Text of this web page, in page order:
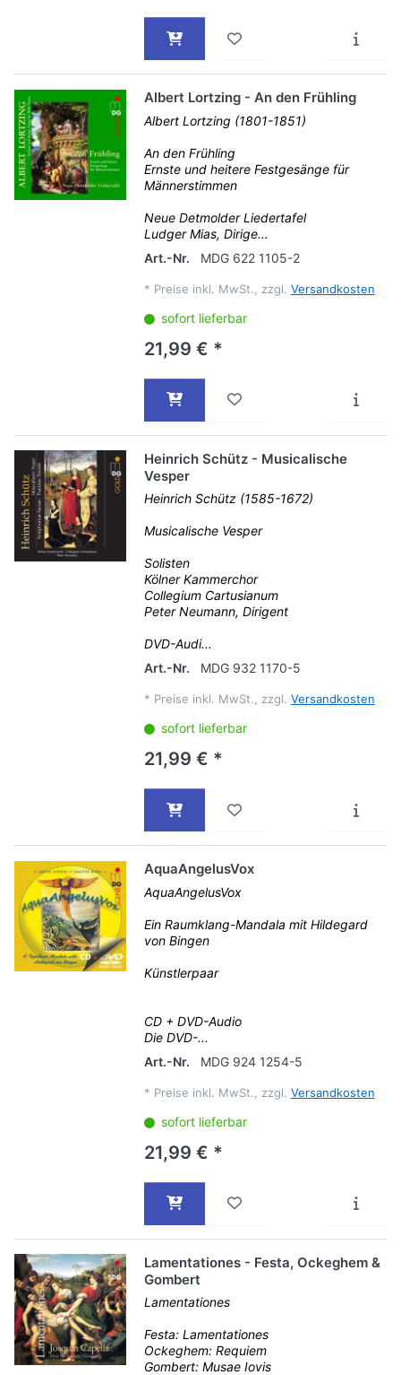
Albert Lortzing - An den Frühling
Albert Lortzing (1801-1851)
An den Frühling
Ernste und heitere Festgesänge für
Männerstimmen
Neue Detmolder Liedertafel
Ludger Mias, Dirige...
Art.-Nr.
MDG 622 1105-2
* Preise inkl. MwSt., zzgl. Versandkosten
sofort lieferbar
21,99 € *
Heinrich Schütz - Musicalische
Vesper
Heinrich Schütz (1585-1672)
Musicalische Vesper
Solisten
Kölner Kammerchor
Collegium Cartusianum
Peter Neumann, Dirigent
DVD-Audi...
Art.-Nr.
MDG 932 1170-5
* Preise inkl. MwSt., zzgl. Versandkosten
sofort lieferbar
21,99 € *
AquaAngelusVox
AquaAngelusVox
Ein Raumklang-Mandala mit Hildegard
von Bingen
Künstlerpaar
CD + DVD-Audio
Die DVD-...
Art.-Nr.
MDG 924 1254-5
* Preise inkl. MwSt., zzgl. Versandkosten
sofort lieferbar
21,99 € *
Lamentationes - Festa, Ockeghem &
Gombert
Lamentationes
Festa: Lamentationes
Ockeghem: Requiem
Gombert: Musae Iovis